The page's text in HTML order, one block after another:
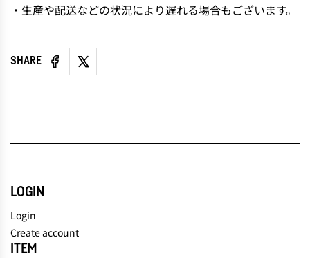
・生産や配送などの状況により遅れる場合もございます。
SHARE
LOGIN
Login
Create account
ITEM